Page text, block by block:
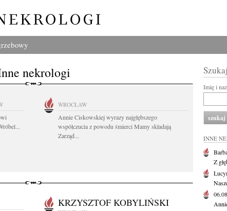
nekrologi
WROCŁAW
Annie Ciskowskiej wyrazy najgłębszego
współczucia z powodu śmierci Mamy składają
Zarząd...
KRZYSZTOF KOBYLIŃSKI
Imię i
INNE
Z